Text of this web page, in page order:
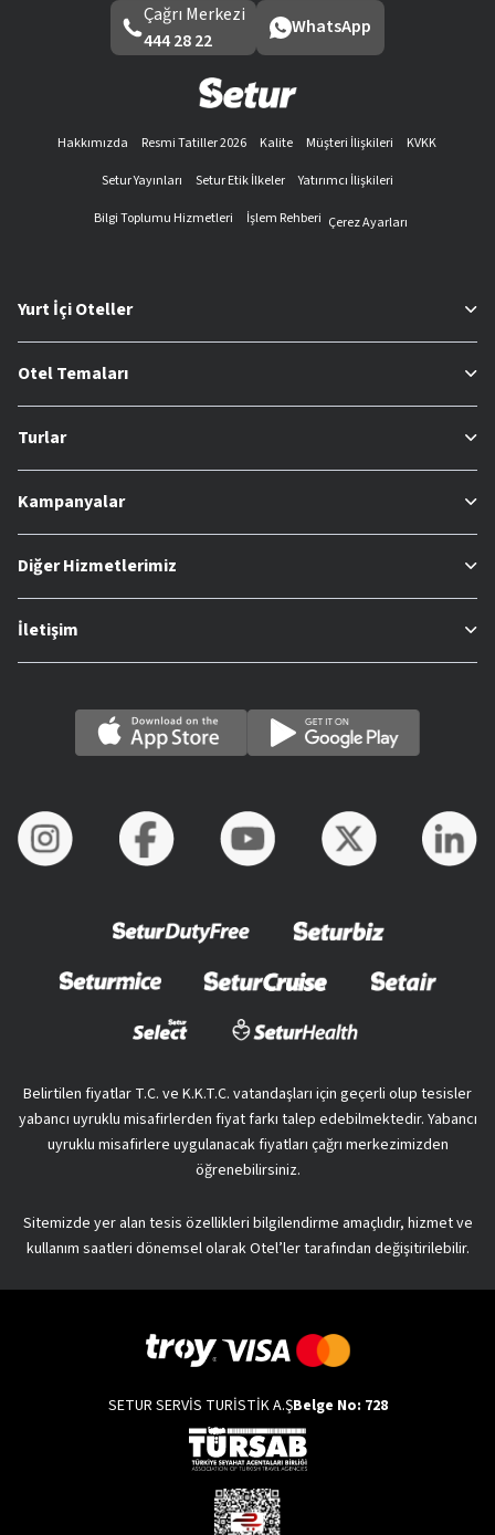
Çağrı Merkezi
444 28 22
WhatsApp
Hakkımızda Resmi Tatiller 2026 Kalite Müşteri İlişkileri
KVKK
Setur Yayınları
Setur Etik İlkeler
Yatırımcı İlişkileri
Bilgi Toplumu Hizmetleri
İşlem Rehberi Çerez Ayarları
Yurt İçi Oteller
Otel Temaları
Turlar
Kampanyalar
Diğer Hizmetlerimiz
İletişim
Belirtilen fiyatlar T.C. ve K.K.T.C. vatandaşları için geçerli olup tesisler
yabancı uyruklu misafirlerden fiyat farkı talep edebilmektedir. Yabancı
uyruklu misafirlere uygulanacak fiyatları çağrı merkezimizden
öğrenebilirsiniz.
Sitemizde yer alan tesis özellikleri bilgilendirme amaçlıdır, hizmet ve
kullanım saatleri dönemsel olarak Otel’ler tarafından değişitirilebilir.
SETUR SERVİS TURİSTİK A.ŞBelge No: 728